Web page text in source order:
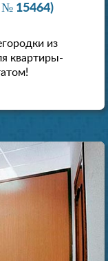
№ 15464)
из
квартиры-